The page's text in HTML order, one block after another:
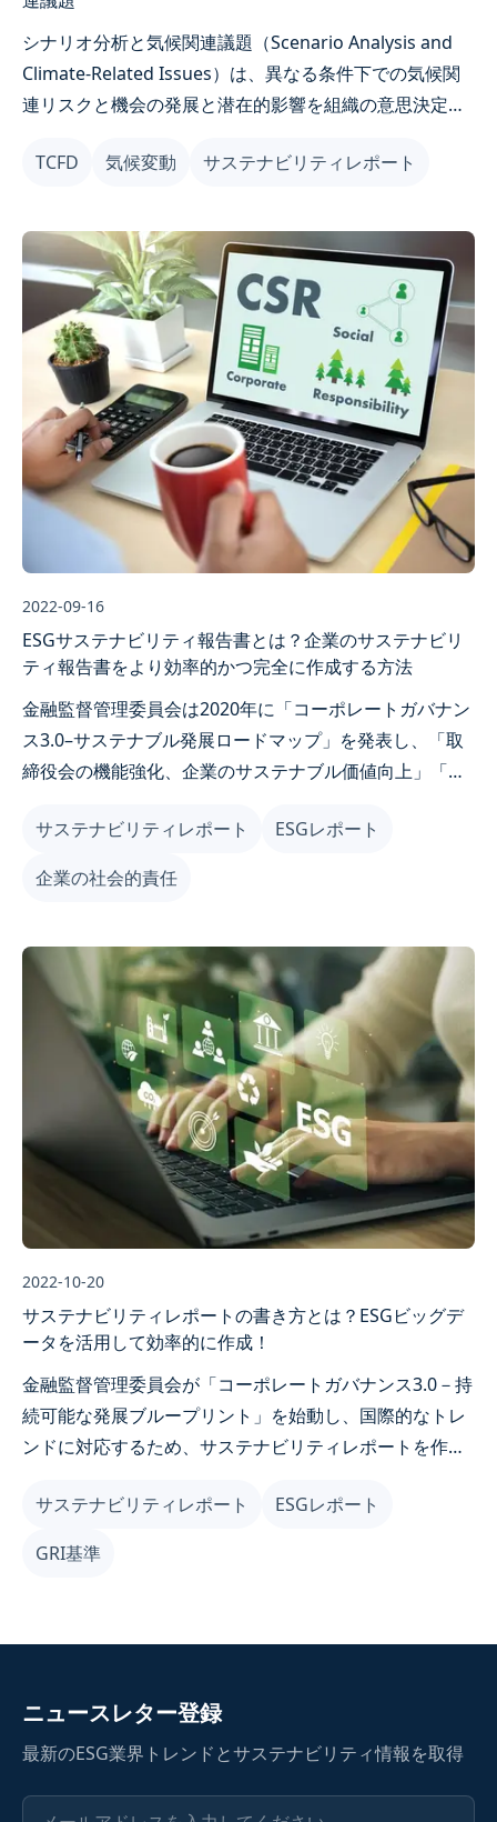
シナリオ分析と気候関連議題（Scenario Analysis and
Climate-Related Issues）は、異なる条件下での気候関
連リスクと機会の発展と潜在的影響を組織の意思決定計
な状況にあるかを理解するのに役立ちます。
TCFD 気候変動 サステナビリティレポート
2022-09-16
ESGサステナビリティ報告書とは？企業のサステナビリ
ティ報告書をより効率的かつ完全に作成する方法
金融監督管理委員会は2020年に「コーポレートガバナン
ス3.0–サステナブル発展ロードマップ」を発表し、「取
締役会の機能強化、企業のサステナブル価値向上」「情
ホルダーとのコミュニケーション強化、良好な対話チャ
ネルの構築」「国際規範との連携、受託者責任の遂行」
「企業のサステナブルガバナンス文化の深化、多様な商
的なサステナビリティトレンドに連携することを支援し
ています。同時に、サステナビリティ報告書をより明確
に定義するため、従来のCSR（Corporate Social
Responsibility）企業社会責任報告書から
ESG（Environment, Social, Governance）報告書または
サステナビリティ報告書に名称変更し、投資機関や銀行
の非財務情報ニーズにもより適合するようになりまし
た。
サステナビリティレポート
ESGレポート
企業の社会的責任
2022-10-20
サステナビリティレポートの書き方とは？ESGビッグデ
ータを活用して効率的に作成！
金融監督管理委員会が「コーポレートガバナンス3.0－持
続可能な発展ブループリント」を始動し、国際的なトレ
ンドに対応するため、サステナビリティレポートを作成
横断的なデータ収集と連携、本文執筆、企業のサステナ
ビリティ目標設定など、同業他社や模範企業を参考にし
サステナビリティレポート
ESGレポート
GRI基準
ニュースレター登録
最新のESG業界トレンドとサステナビリティ情報を取得
メールアドレスを入力してください